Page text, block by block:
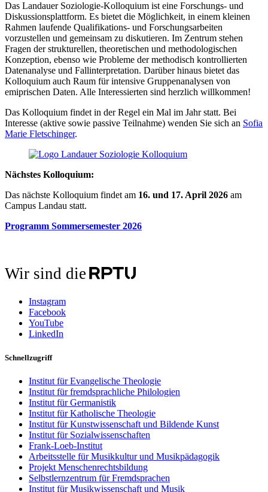
Das Landauer Soziologie-Kolloquium ist eine Forschungs- und
Diskussionsplattform. Es bietet die Möglichkeit, in einem kleinen
Rahmen laufende Qualifikations- und Forschungsarbeiten
vorzustellen und gemeinsam zu diskutieren. Im Zentrum stehen
Fragen der strukturellen, theoretischen und methodologischen
Konzeption, ebenso wie Probleme der methodisch kontrollierten
Datenanalyse und Fallinterpretation. Darüber hinaus bietet das
Kolloquium auch Raum für intensive Gruppenanalysen von
emiprischen Daten. Alle Interessierten sind herzlich willkommen!
Das Kolloquium findet in der Regel ein Mal im Jahr statt. Bei
Interesse (aktive sowie passive Teilnahme) wenden Sie sich an Sofia
Marie Fletschinger.
Nächstes Kolloquium:
Das nächste Kolloquium findet am 16. und 17. April 2026 am
Campus Landau statt.
Programm Sommersemester 2026
Wir sind die
Instagram
Facebook
YouTube
LinkedIn
Schnellzugriff
Institut für Evangelische Theologie
Institut für fremdsprachliche Philologien
Institut für Germanistik
Institut für Katholische Theologie
Institut für Kunstwissenschaft und Bildende Kunst
Institut für Sozialwissenschaften
Frank-Loeb-Institut
Arbeitsstelle für Musikkultur und Musikpädagogik
Projekt Menschenrechtsbildung
Selbstlernzentrum für Fremdsprachen
Institut für Musikwissenschaft und Musik